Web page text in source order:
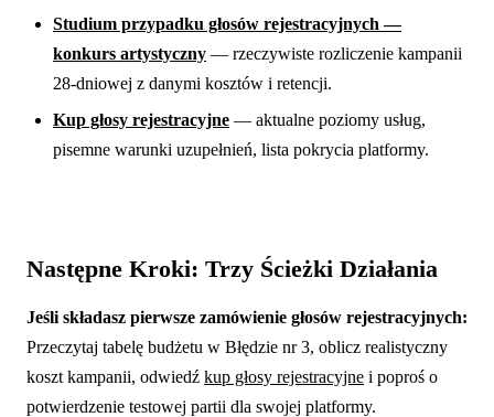
Studium przypadku głosów rejestracyjnych —
konkurs artystyczny — rzeczywiste rozliczenie kampanii
28-dniowej z danymi kosztów i retencji.
Kup głosy rejestracyjne — aktualne poziomy usług,
pisemne warunki uzupełnień, lista pokrycia platformy.
Następne Kroki: Trzy Ścieżki Działania
Jeśli składasz pierwsze zamówienie głosów rejestracyjnych:
Przeczytaj tabelę budżetu w Błędzie nr 3, oblicz realistyczny
koszt kampanii, odwiedź kup głosy rejestracyjne i poproś o
potwierdzenie testowej partii dla swojej platformy.